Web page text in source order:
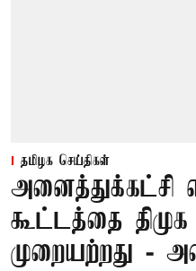
தமிழக செய்திகள்
அனைத்துக்கட்சி
கூட்டத்தை திமுக
முறையற்றது -